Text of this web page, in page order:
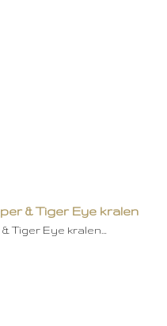
& Tiger Eye kralen
Tiger Eye kralen…